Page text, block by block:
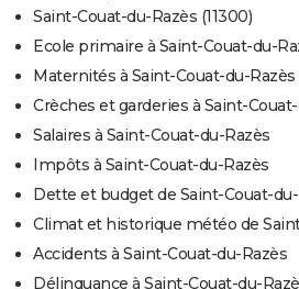
Saint-Couat-du-Razès (11300)
Ecole primaire à Saint-Couat-du-
Maternités à Saint-Couat-du-Razès
Crèches et garderies à Saint-
Salaires à Saint-Couat-du-Razès
Impôts à Saint-Couat-du-Razès
Dette et budget de Saint-Couat-
Climat et historique météo de
Accidents à Saint-Couat-du-Razès
Délinquance à Saint-Couat-du-